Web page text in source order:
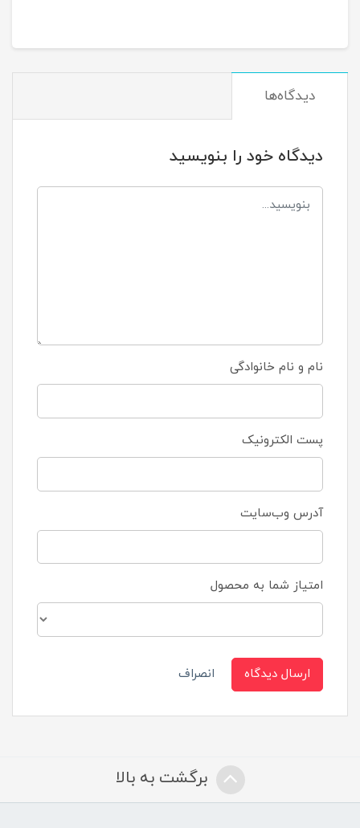
دیدگاه‌ها
دیدگاه خود را بنویسید
نام و نام خانوادگی
پست الکترونیک
آدرس وب‌سایت
امتیاز شما به محصول
ارسال دیدگاه انصراف
برگشت به بالا